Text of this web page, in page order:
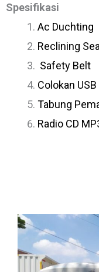
Spesifikasi
Ac Duchting
Reclining
Safety Belt
Colokan
Tabung
Radio CD